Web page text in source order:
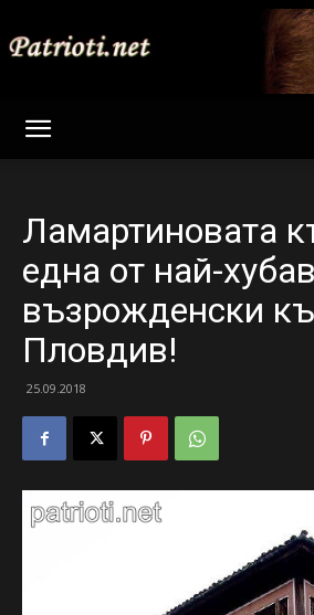
Net
Ламартиновата
една от най-
възрожденски
Пловдив!
25.09.2018